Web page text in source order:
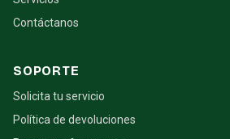
Contáctanos
SOPORTE
Solicita tu servicio
Política de devoluciones